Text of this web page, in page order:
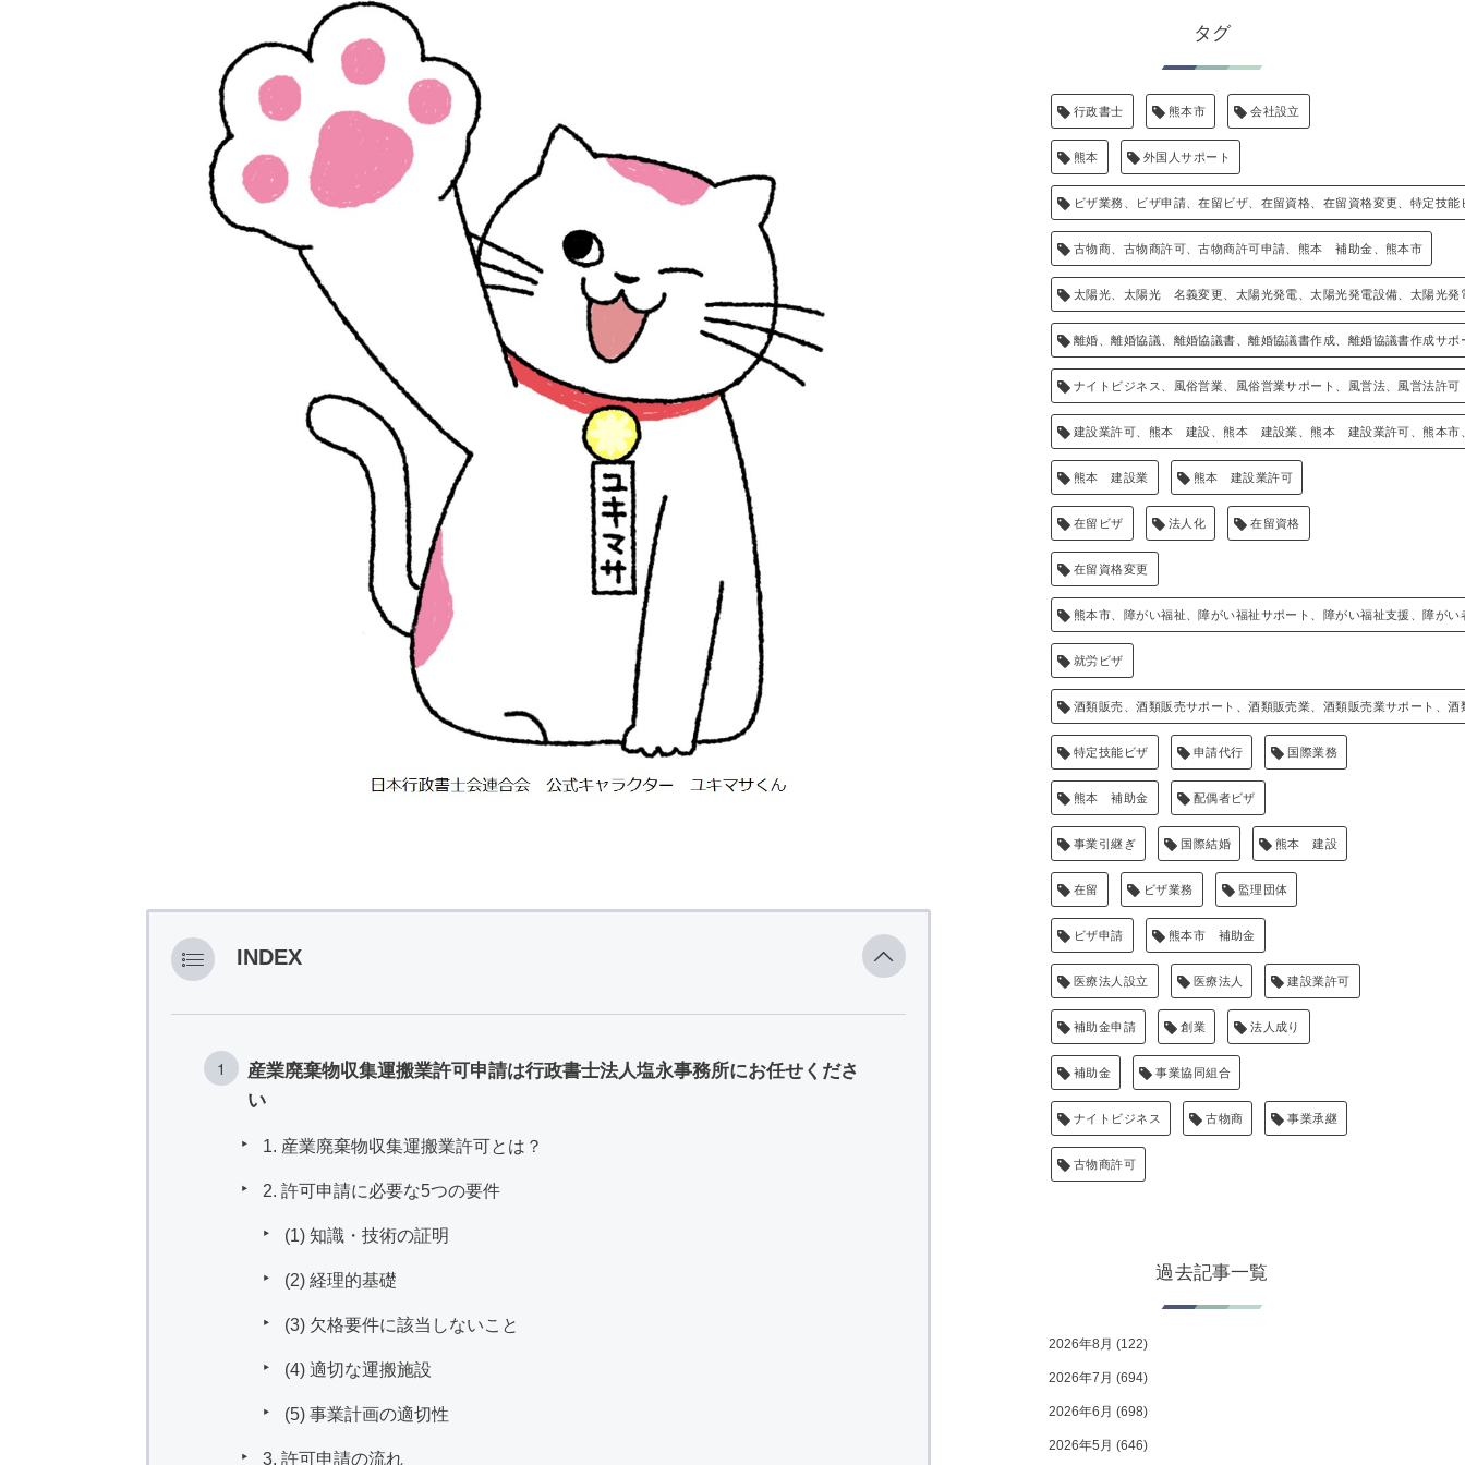
INDEX
産業廃棄物収集運搬業許可申請は行政書士法人塩永事務所にお任せくださ
い
1. 産業廃棄物収集運搬業許可とは？
2. 許可申請に必要な5つの要件
(1) 知識・技術の証明
(2) 経理的基礎
(3) 欠格要件に該当しないこと
(4) 適切な運搬施設
(5) 事業計画の適切性
3. 許可申請の流れ
タグ
行政書士 熊本市 会社設立
熊本 外国人サポート
ビザ業務、ビザ申請、在留ビザ、在留資格、在留資格変更、特定技能
古物商、古物商許可、古物商許可申請、熊本 補助金、熊本市
太陽光、太陽光 名義変更、太陽光発電、太陽光発電設備、太陽光
離婚、離婚協議、離婚協議書、離婚協議書作成、離婚協議書作成サポ
ナイトビジネス、風俗営業、風俗営業サポート、風営法、風営法許可
建設業許可、熊本 建設、熊本 建設業、熊本 建設業許可、熊本市
熊本 建設業 熊本 建設業許可
在留ビザ 法人化 在留資格
在留資格変更
熊本市、障がい福祉、障がい福祉サポート、障がい福祉支援、障がい
就労ビザ
酒類販売、酒類販売サポート、酒類販売業、酒類販売業サポート、
特定技能ビザ 申請代行 国際業務
熊本 補助金 配偶者ビザ
事業引継ぎ 国際結婚 熊本 建設
在留 ビザ業務 監理団体
ビザ申請 熊本市 補助金
医療法人設立 医療法人 建設業許可
補助金申請 創業 法人成り
補助金 事業協同組合
ナイトビジネス 古物商 事業承継
古物商許可
過去記事一覧
2026年8月 (122)
2026年7月 (694)
2026年6月 (698)
2026年5月 (646)